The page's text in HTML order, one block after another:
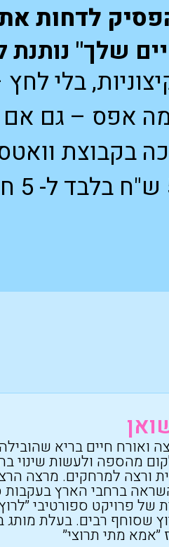
לדחות
שלך" נותנת
בלי
אפס – גם
ואורח חיים בריא שהובילה
מהספה ולעשות שינוי
ורצה למרחקים. מרצה
ברחבי הארץ בעקבות
של פרויקט ספורטיבי
שסוחף רבים. בעלת מותג
״אמא מתי תרוצי״